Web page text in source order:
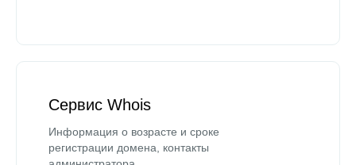
Сервис Whois
Информация о возрасте и сроке
регистрации домена, контакты